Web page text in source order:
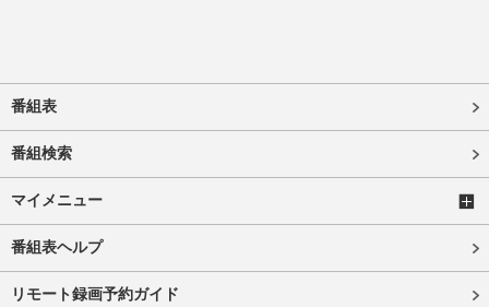
番組表
番組検索
マイメニュー
番組表ヘルプ
リモート録画予約ガイド